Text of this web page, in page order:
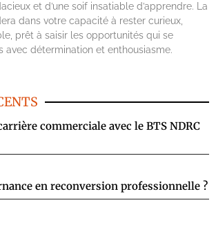
et d’une soif insatiable d’apprendre. La
dans votre capacité à rester curieux,
prêt à saisir les opportunités qui se
avec détermination et enthousiasme.
commerciale avec le BTS NDRC
en reconversion professionnelle ?